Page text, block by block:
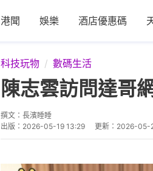
港聞 娛樂 酒店優惠碼
科技玩物 數碼生活
陳志雲訪問達哥
撰文： 長濱睡睡
出版： 2026-05-19 13:29 更新： 2026-05-